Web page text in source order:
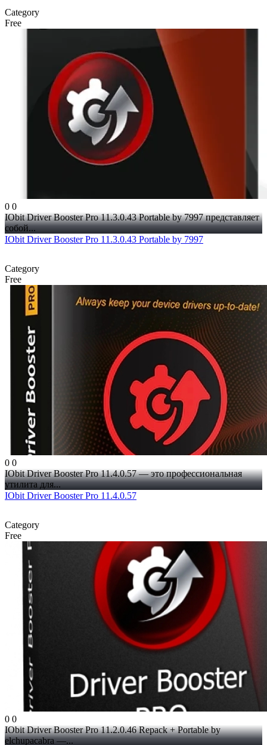
Category
Free
0 0
IObit Driver Booster Pro 11.3.0.43 Portable by 7997 представляет
собой...
IObit Driver Booster Pro 11.3.0.43 Portable by 7997
Category
Free
0 0
IObit Driver Booster Pro 11.4.0.57 — это профессиональная
утилита для...
IObit Driver Booster Pro 11.4.0.57
Category
Free
0 0
IObit Driver Booster Pro 11.2.0.46 Repack + Portable by
elchupacabra —...